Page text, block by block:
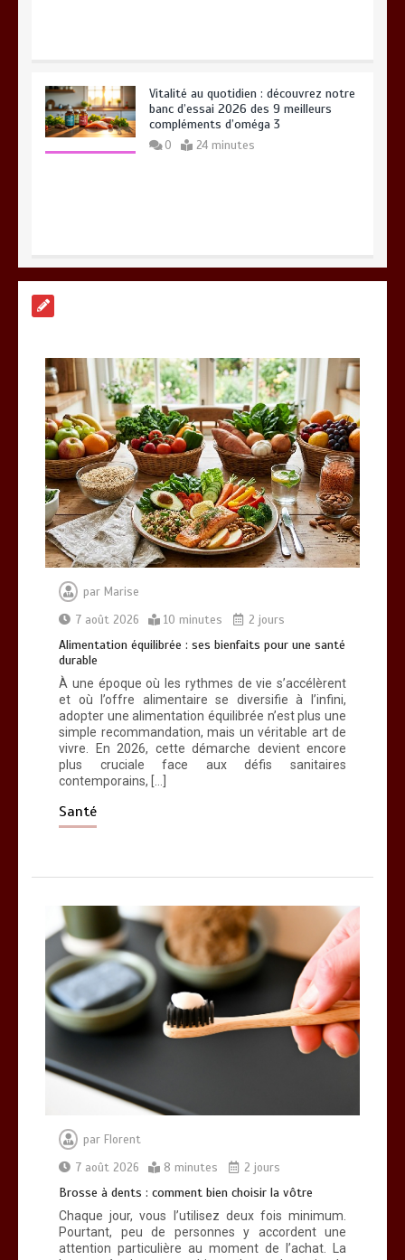
Vitalité au quotidien : découvrez notre
banc d’essai 2026 des 9 meilleurs
compléments d’oméga 3
0 24 minutes
Alimentation équilibrée : ses bienfaits
pour une santé durable
0 10 minutes
Brosse à dents : comment bien choisir
la vôtre
0 8 minutes
par Marise
7 août 2026
10 minutes 2 jours
Alimentation équilibrée : ses bienfaits pour une santé
durable
À une époque où les rythmes de vie s’accélèrent
et où l’offre alimentaire se diversifie à l’infini,
adopter une alimentation équilibrée n’est plus une
simple recommandation, mais un véritable art de
vivre. En 2026, cette démarche devient encore
plus cruciale face aux défis sanitaires
contemporains, […]
Santé
par Florent
7 août 2026
8 minutes 2 jours
Brosse à dents : comment bien choisir la vôtre
Chaque jour, vous l’utilisez deux fois minimum.
Pourtant, peu de personnes y accordent une
attention particulière au moment de l’achat. La